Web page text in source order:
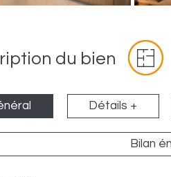
du bien
Détails +
Bilan